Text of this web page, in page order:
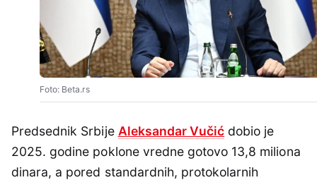
Foto: Beta.rs
Predsednik Srbije Aleksandar Vučić dobio je
2025. godine poklone vredne gotovo 13,8 miliona
dinara, a pored standardnih, protokolarnih